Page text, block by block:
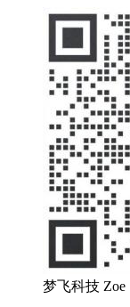
梦飞科技 Zoe